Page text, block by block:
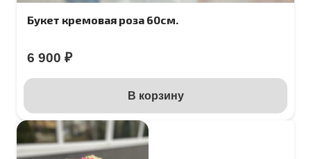
Букет кремовая роза 60см.
6 900 ₽
В корзину